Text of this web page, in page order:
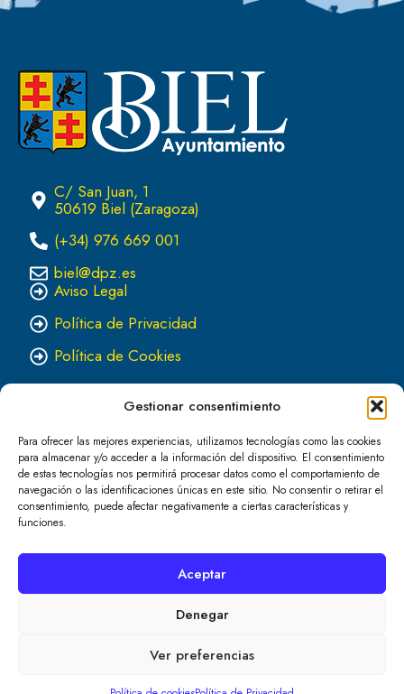
Gestionar consentimiento
Para ofrecer las mejores experiencias, utilizamos tecnologías como las cookies
para almacenar y/o acceder a la información del dispositivo. El consentimiento
de estas tecnologías nos permitirá procesar datos como el comportamiento de
navegación o las identificaciones únicas en este sitio. No consentir o retirar el
consentimiento, puede afectar negativamente a ciertas características y
funciones.
Aceptar
Denegar
Ver preferencias
C/ San Juan, 1
50619 Biel (Zaragoza)
(+34) 976 669 001
biel@dpz.es
Aviso Legal
Política de Privacidad
Política de Cookies
Haz clic para aceptar cookies de marketing